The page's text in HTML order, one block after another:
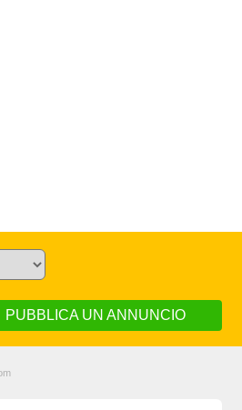
PUBBLICA UN ANNUNCIO